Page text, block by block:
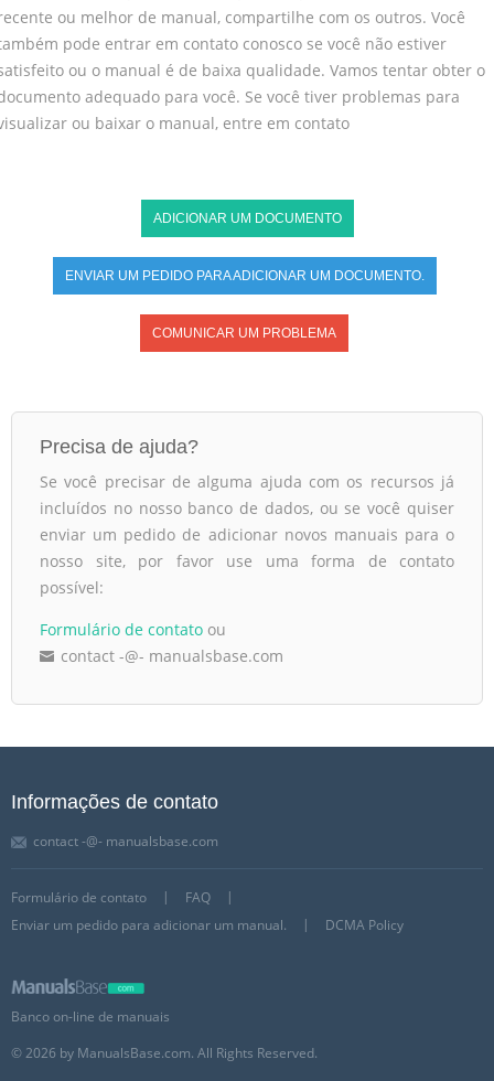
ou melhor de manual, compartilhe com os outros. Você
pode entrar em contato conosco se você não estiver
ou o manual é de baixa qualidade. Vamos tentar obter o
adequado para você. Se você tiver problemas para
ou baixar o manual, entre em contato
ADICIONAR UM DOCUMENTO
ENVIAR UM PEDIDO PARA ADICIONAR UM DOCUMENTO.
COMUNICAR UM PROBLEMA
Precisa de ajuda?
Se você precisar de alguma ajuda com os recursos já
incluídos no nosso banco de dados, ou se você quiser
enviar um pedido de adicionar novos manuais para o
nosso site, por favor use uma forma de contato
possível:
Formulário de contato ou
contact -@- manualsbase.com
Informações de contato
contact -@- manualsbase.com
Formulário de contato
FAQ
Enviar um pedido para adicionar um manual.
DCMA Policy
Banco on-line de manuais
© 2026 by ManualsBase.com. All Rights Reserved.